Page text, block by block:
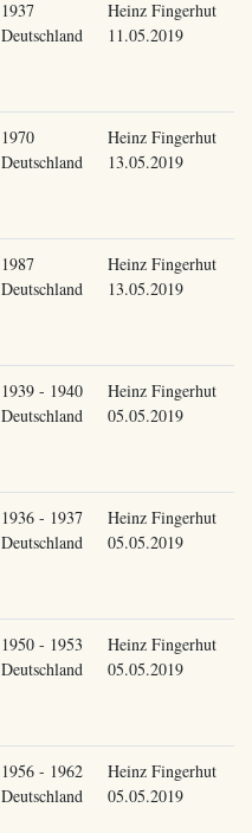
1937
Deutschland
Heinz Fingerhut
11.05.2019
1970
Deutschland
Heinz Fingerhut
13.05.2019
1987
Deutschland
Heinz Fingerhut
13.05.2019
1939 - 1940
Deutschland
Heinz Fingerhut
05.05.2019
1936 - 1937
Deutschland
Heinz Fingerhut
05.05.2019
1950 - 1953
Deutschland
Heinz Fingerhut
05.05.2019
1956 - 1962
Deutschland
Heinz Fingerhut
05.05.2019